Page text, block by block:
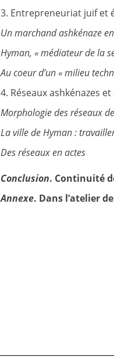
3. Entrepreneuriat juif et
Un marchand ashkénaze
Hyman, « médiateur de la
Au coeur d’un « milieu
4. Réseaux ashkénazes
Morphologie des réseaux
La ville de Hyman :
Des réseaux en actes
Conclusion. Continuité
Annexe. Dans l’atelier